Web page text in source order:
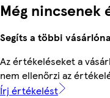
Még nincsenek
Segíts a többi
Az értékeléseket a
nem ellenőrzi az
Írj értékelést